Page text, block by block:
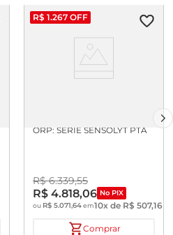
R$ 1.267 OFF
ORP: SERIE SENSOLYT PTA
R$ 6.339,55
R$ 4.818,06 No PIX
ou R$ 5.071,64em10x de R$ 507,16
Comprar